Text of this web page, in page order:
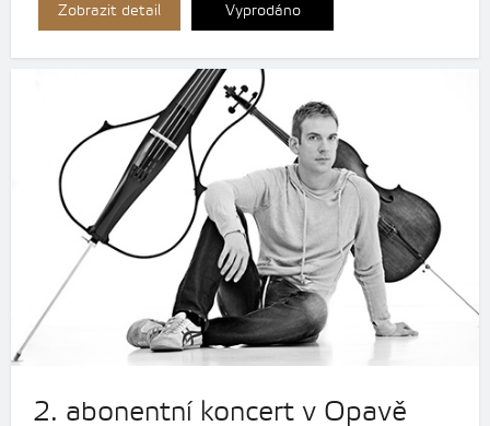
Zobrazit detail Vyprodáno
2. abonentní koncert v Opavě